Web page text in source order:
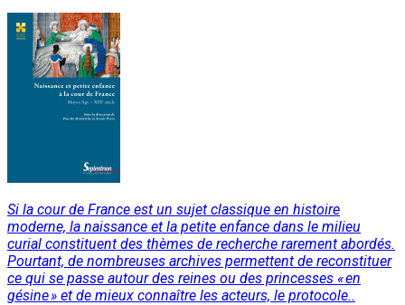
Si la cour de France est un sujet classique en histoire
moderne, la naissance et la petite enfance dans le milieu
curial constituent des thèmes de recherche rarement abordés.
Pourtant, de nombreuses archives permettent de reconstituer
ce qui se passe autour des reines ou des princesses « en
gésine » et de mieux connaître les acteurs, le protocole..